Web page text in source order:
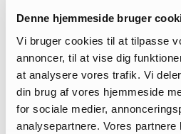
Denne hjemmeside bruger
Vi bruger cookies til at tilpasse
annoncer, til at vise dig
at analysere vores trafik. Vi
din brug af vores hjemmeside
for sociale medier,
analysepartnere. Vores